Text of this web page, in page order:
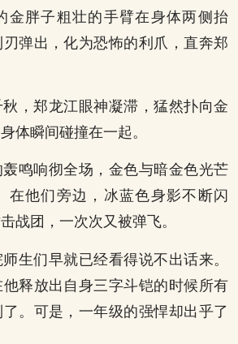
金胖子粗壮的手臂在身体两侧抬
弹出，化为恐怖的利爪，直奔郑
，郑龙江眼神凝滞，猛然扑向金
体瞬间碰撞在一起。
鸣响彻全场，金色与暗金色光芒
在他们旁边，冰蓝色身影不断闪
战团，一次次又被弹飞。
生们早就已经看得说不出话来。
释放出自身三字斗铠的时候所有
。可是，一年级的强悍却出乎了